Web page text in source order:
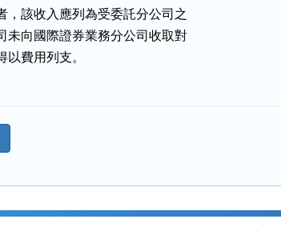
，該收入應列為受委託分公司之
未向國際證券業務分公司收取對
費用列支。